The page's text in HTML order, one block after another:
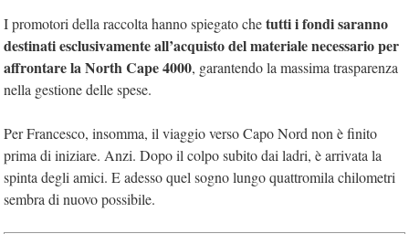
I promotori della raccolta hanno spiegato chetutti i fondi saranno
destinati esclusivamente all’acquisto del materiale necessario per
affrontare la North Cape 4000, garantendo la massima trasparenza
nella gestione delle spese.
Per Francesco, insomma, il viaggio verso Capo Nord non è finito
prima di iniziare. Anzi. Dopo il colpo subito dai ladri, è arrivata la
spinta degli amici. E adesso quel sogno lungo quattromila chilometri
sembra di nuovo possibile.